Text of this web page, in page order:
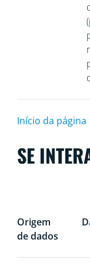
Início da página
SE
Origem
de dados